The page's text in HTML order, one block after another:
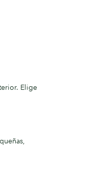
Elige